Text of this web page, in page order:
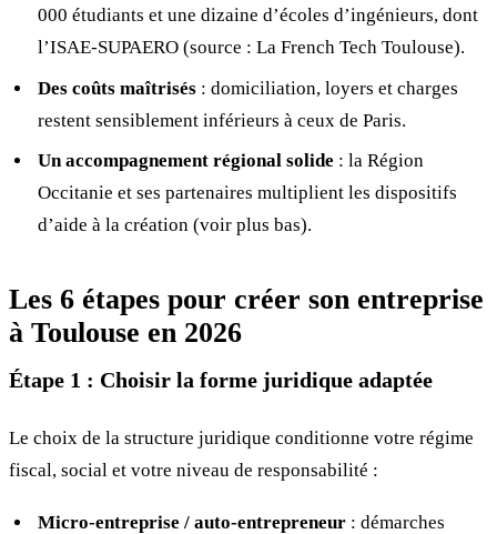
000 étudiants et une dizaine d’écoles d’ingénieurs, dont
l’ISAE-SUPAERO (source : La French Tech Toulouse).
Des coûts maîtrisés: domiciliation, loyers et charges
restent sensiblement inférieurs à ceux de Paris.
Un accompagnement régional solide : la Région
Occitanie et ses partenaires multiplient les dispositifs
d’aide à la création (voir plus bas).
Les 6 étapes pour créer son entreprise
à Toulouse en 2026
Étape 1 : Choisir la forme juridique adaptée
Le choix de la structure juridique conditionne votre régime
fiscal, social et votre niveau de responsabilité :
Micro-entreprise / auto-entrepreneur: démarches